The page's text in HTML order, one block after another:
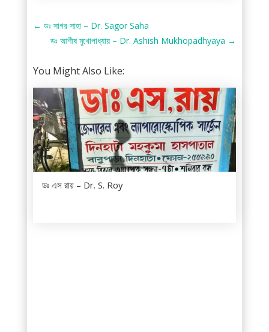
← ডঃ সাগর সাহা – Dr. Sagor Saha
ডঃ আশীষ মুখোপাধ্যায় – Dr. Ashish Mukhopadhyaya →
You Might Also Like:
ডঃ এস রায় – Dr. S. Roy